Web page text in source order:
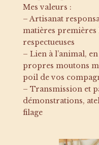
Mes valeurs :
– Artisanat
matières premières
respectueuses
– Lien à l’animal,
propres moutons
poil de vos
– Transmission et
démonstrations,
filage